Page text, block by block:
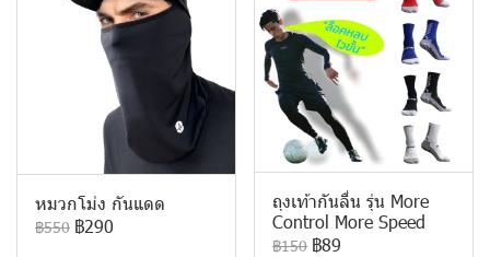
หมวกโม่ง กันแดด
฿550 ฿290
ถุงเท้ากันลื่น รุ่น More
Control More Speed
฿150 ฿89